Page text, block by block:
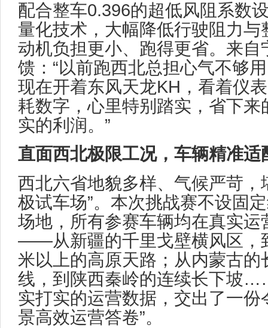
配合整车0.396的超低风阻系数
量化技术，大幅降低行驶阻力与
动机负担更小、跑得更省。来自
馈：“以前跑西北总担心气不够
现在开着东风天龙KH，看着仪
耗数字，心里特别踏实，省下来
实的利润。”
直面西北极限工况，车辆精准适
西北六省地貌多样、气候严苛，
极试车场”。本次挑战赛不设固
场地，所有参赛车辆均在真实运
——从新疆的千里戈壁横风区，
米以上的高原天路；从内蒙古的
线，到陕西秦岭的连续长下坡
实打实的运营数据，交出了一份
景高效运营答卷”。